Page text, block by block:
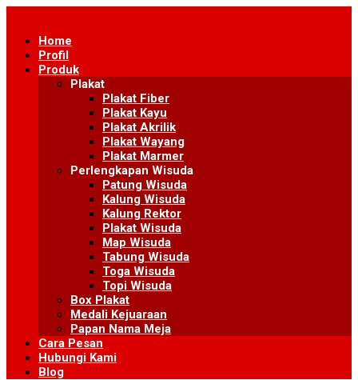
contentHome
Profil
Produk
Plakat
Plakat Fiber
Plakat Kayu
Plakat Akrilik
Plakat Wayang
Plakat Marmer
Perlengkapan Wisuda
Patung Wisuda
Kalung Wisuda
Kalung Rektor
Plakat Wisuda
Map Wisuda
Tabung Wisuda
Toga Wisuda
Topi Wisuda
Box Plakat
Medali Kejuaraan
Papan Nama Meja
Cara Pesan
Hubungi Kami
Blog